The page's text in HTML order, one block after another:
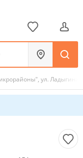
ул. Ладыгина,